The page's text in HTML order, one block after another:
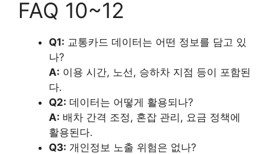
FAQ 10~12
Q1: 교통카드 데이터는 어떤 정보를 담고 있
나?
A: 이용 시간, 노선, 승하차 지점 등이 포함된
다.
Q2: 데이터는 어떻게 활용되나?
A: 배차 간격 조정, 혼잡 관리, 요금 정책에
활용된다.
Q3: 개인정보 노출 위험은 없나?